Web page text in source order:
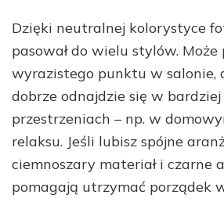
Dzięki neutralnej kolorystyce
pasował do wielu stylów. Może
wyrazistego punktu w salonie,
dobrze odnajdzie się w
przestrzeniach – np. w
relaksu. Jeśli lubisz spójne
ciemnoszary materiał i czarne
pomagają utrzymać porządek